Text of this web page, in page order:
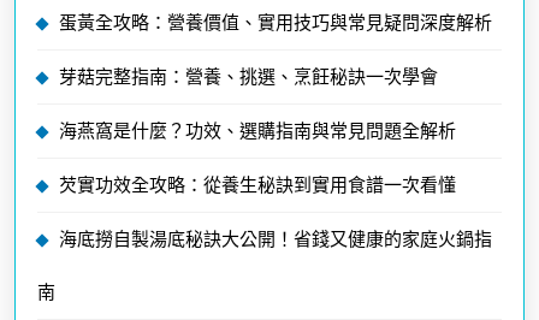
蛋黃全攻略：營養價值、實用技巧與常見疑問深度解析
芽菇完整指南：營養、挑選、烹飪秘訣一次學會
海燕窩是什麼？功效、選購指南與常見問題全解析
芡實功效全攻略：從養生秘訣到實用食譜一次看懂
海底撈自製湯底秘訣大公開！省錢又健康的家庭火鍋指
南